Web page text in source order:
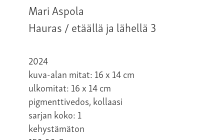
Mari Aspola
Hauras / etäällä ja lähellä 3
2024
kuva-alan mitat: 16 x 14 cm
ulkomitat: 16 x 14 cm
pigmenttivedos, kollaasi
sarjan koko: 1
kehystämäton